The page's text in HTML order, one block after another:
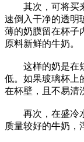
其次，可将买来
速倒入干净的透明
薄的奶膜留在杯子
原料新鲜的牛奶。
这样的奶是在短
低。如果玻璃杯上
在杯壁，且不易清
再次，在盛冷水
质量较好的牛奶，